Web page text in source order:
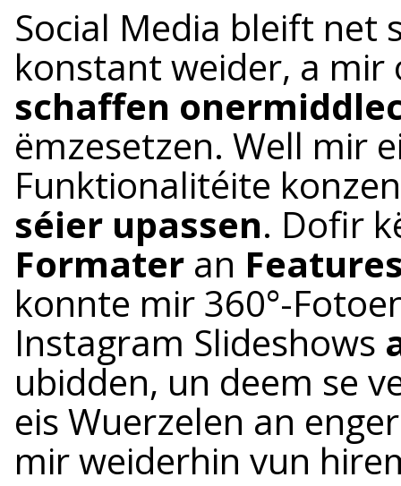
Social Media bleift net
konstant weider, a mir
schaffen
ëmzesetzen. Well mir
Funktionalitéite
séier upassen. Dofir
Formater an
konnte mir 360°-
Instagram Slideshows
ubidden, un deem se
eis Wuerzelen an
mir weiderhin vun